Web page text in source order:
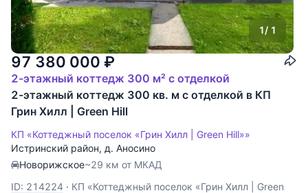
1/ 1
97 380 000 ₽
2-этажный коттедж 300 м² с отделкой
2-этажный коттедж 300 кв. м с отделкой в КП
Грин Хилл | Green Hill
КП «Коттеджный поселок «Грин Хилл | Green Hill»»
Истринский район, д. Аносино
Новорижское~29 км от МКАД
ID: 214224 · КП «Коттеджный поселок «Грин Хилл | Green